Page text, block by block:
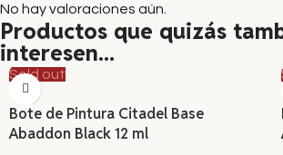
No hay valoraciones aún.
Productos que quizás
interesen...
Sold out
Bote de Pintura Citadel Base
Abaddon Black 12 ml